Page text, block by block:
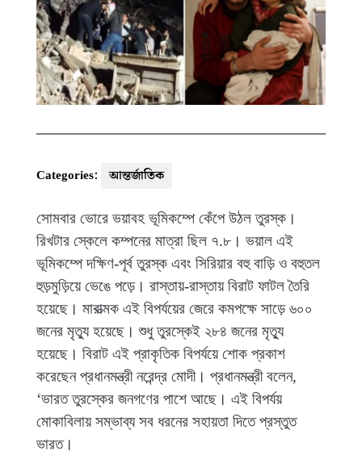
Categories: আন্তর্জাতিক
সোমবার ভোরে ভয়াবহ ভূমিকম্পে কেঁপে উঠল তুরস্ক।
রিখটার স্কেলে কম্পনের মাত্রা ছিল ৭.৮। ভয়াল এই
ভূমিকম্পে দক্ষিণ-পূর্ব তুরস্ক এবং সিরিয়ার বহু বাড়ি ও বহুতল
হুড়মুড়িয়ে ভেঙে পড়ে। রাস্তায়-রাস্তায় বিরাট ফাটল তৈরি
হয়েছে। মারাত্মক এই বিপর্যয়ের জেরে কমপক্ষে সাড়ে ৬০০
জনের মৃত্যু হয়েছে। শুধু তুরস্কেই ২৮৪ জনের মৃত্যু
হয়েছে। বিরাট এই প্রাকৃতিক বিপর্যয়ে শোক প্রকাশ
করেছেন প্রধানমন্ত্রী নরেন্দ্র মোদী। প্রধানমন্ত্রী বলেন,
‘ভারত তুরস্কের জনগণের পাশে আছে। এই বিপর্যয়
মোকাবিলায় সম্ভাব্য সব ধরনের সহায়তা দিতে প্রস্তুত
ভারত।